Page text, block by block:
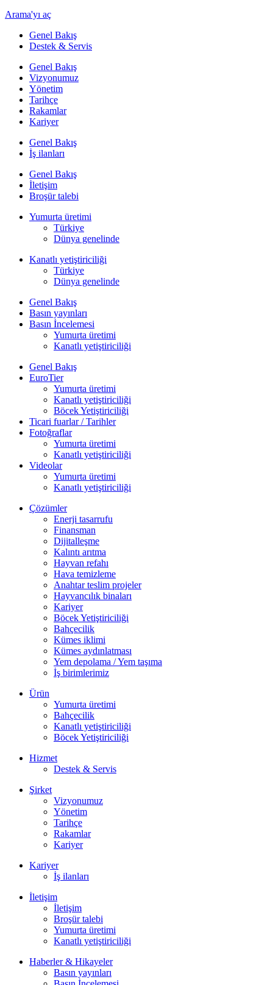
Arama'yı aç
Genel Bakış
Destek & Servis
Genel Bakış
Vizyonumuz
Yönetim
Tarihçe
Rakamlar
Kariyer
Genel Bakış
İş ilanları
Genel Bakış
İletişim
Broşür talebi
Yumurta üretimi
Türkiye
Dünya genelinde
Kanatlı yetiştiriciliği
Türkiye
Dünya genelinde
Genel Bakış
Basın yayınları
Basın İncelemesi
Yumurta üretimi
Kanatlı yetiştiriciliği
Genel Bakış
EuroTier
Yumurta üretimi
Kanatlı yetiştiriciliği
Böcek Yetiştiriciliği
Ticari fuarlar / Tarihler
Fotoğraflar
Yumurta üretimi
Kanatlı yetiştiriciliği
Videolar
Yumurta üretimi
Kanatlı yetiştiriciliği
Çözümler
Enerji tasarrufu
Finansman
Dijitalleşme
Kalıntı arıtma
Hayvan refahı
Hava temizleme
Anahtar teslim projeler
Hayvancılık binaları
Kariyer
Böcek Yetiştiriciliği
Bahçecilik
Kümes iklimi
Kümes aydınlatması
Yem depolama / Yem taşıma
İş birimlerimiz
Ürün
Yumurta üretimi
Bahçecilik
Kanatlı yetiştiriciliği
Böcek Yetiştiriciliği
Hizmet
Destek & Servis
Şirket
Vizyonumuz
Yönetim
Tarihçe
Rakamlar
Kariyer
Kariyer
İş ilanları
İletişim
İletişim
Broşür talebi
Yumurta üretimi
Kanatlı yetiştiriciliği
Haberler & Hikayeler
Basın yayınları